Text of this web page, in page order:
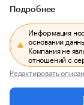
Подробнее
Информация
основании
Компания не
отношений с
Редактировать